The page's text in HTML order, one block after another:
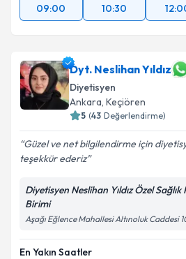
09:00 10:30
Dyt. Neslihan Yıldız
Diyetisyen
Ankara, Keçiören
5 (43 Değerlendirme)
Güzel ve net bilgilendirme için
teşekkür ederiz
Diyetisyen Neslihan Yıldız Özel Sağlık
Birimi
Aşağı Eğlence Mahallesi Altınoluk Caddesi
En Yakın Saatler